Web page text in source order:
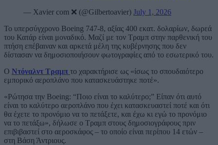
— Xavier com ❌ (@Gilbertoavier) July 1, 2026
Το υπερσύγχρονο Boeing 747-8, αξίας 400 εκατ. δολαρίων, δωρεά
του Κατάρ είναι μοναδικό. Μαζί με τον Τραμπ στην παρθενική του
πτήση επέβαιναν και αρκετά μέλη της κυβέρνησης που δεν
δίστασαν να δημοσιοποιήσουν φωτογραφίες από το εσωτερικό του.
Ο Ντόναλντ Τραμπ το χαρακτήρισε ως «ίσως το σπουδαιότερο
εμπορικό αεροπλάνο που κατασκευάστηκε ποτέ».
«Ρώτησα την Boeing: “Ποιο είναι το καλύτερο;” Είπαν ότι αυτό
είναι το καλύτερο αεροπλάνο που έχει κατασκευαστεί ποτέ και ότι
θα έχετε το προνόμιο να το πετάξετε, και έχω κι εγώ το προνόμιο
να το πετάξω», δήλωσε ο Τραμπ στους δημοσιογράφους πριν
επιβιβαστεί στο αεροσκάφος – το οποίο είναι περίπου 14 ετών –
στη Βάση Άντριους.